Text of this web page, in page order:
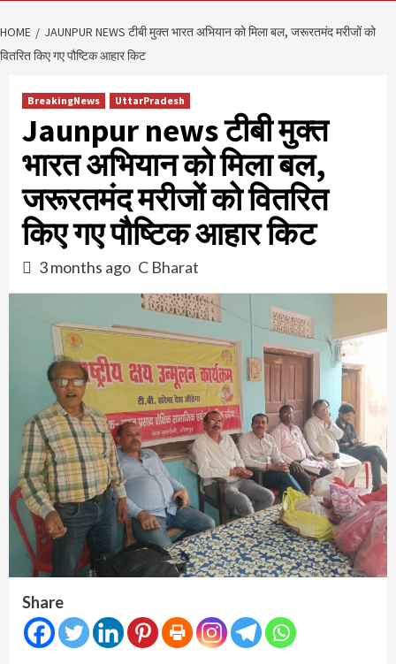
HOME
JAUNPUR NEWS टीबी मुक्त भारत अभियान को मिला बल, जरूरतमंद मरीजों को
वितरित किए गए पौष्टिक आहार किट
BreakingNews UttarPradesh
Jaunpur news टीबी मुक्त
भारत अभियान को मिला बल,
जरूरतमंद मरीजों को वितरित
किए गए पौष्टिक आहार किट
3 months ago C Bharat
Share